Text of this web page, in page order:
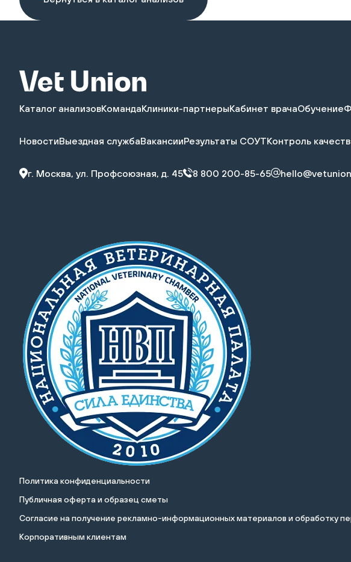
Каталог анализовКомандаКлиники-партнерыКабинет врачаОбучение
НовостиВыездная службаВакансииРезультаты СОУТКонтроль
г. Москва, ул. Профсоюзная, д. 45 8 800 200-85-65
Политика конфиденциальности
Публичная оферта и образец сметы
Cогласие на получение рекламно-информационных материалов и обработку
Корпоративным клиентам